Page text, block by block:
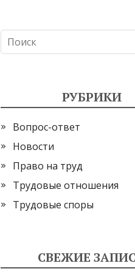
РУБРИКИ
Вопрос-ответ
Новости
Право на труд
Трудовые отношения
Трудовые споры
СВЕЖИЕ